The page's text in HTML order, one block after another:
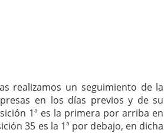
realizamos un seguimiento de la
en los días previos y de su
1ª es la primera por arriba en
35 es la 1ª por debajo, en dicha